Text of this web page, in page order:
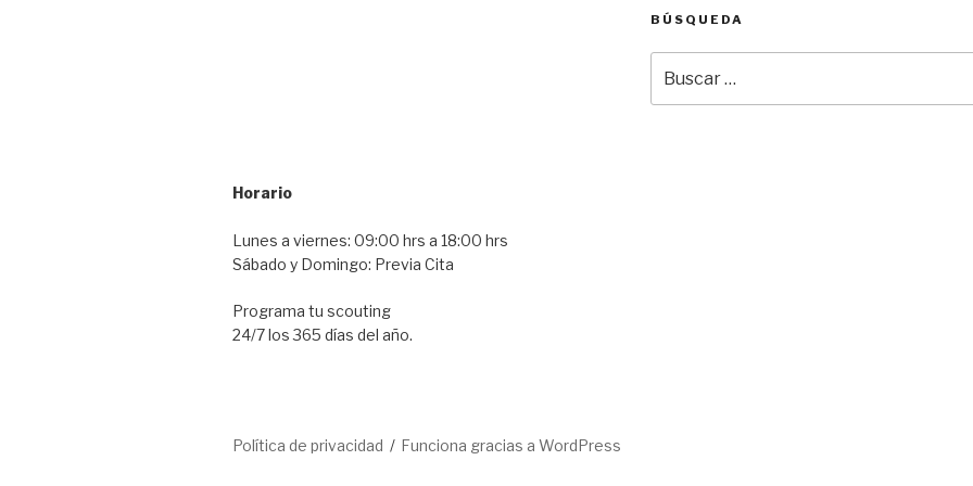
Horario
Lunes a viernes: 09:00 hrs a 18:00 hrs
Sábado y Domingo: Previa Cita
Programa tu scouting
24/7 los 365 días del año.
BÚSQUEDA
por:
Política de privacidad Funciona gracias a WordPress